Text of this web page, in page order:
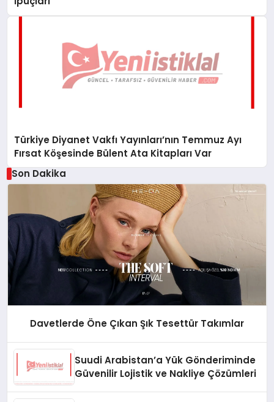
Türkiye Diyanet Vakfı Yayınları’nın Temmuz Ayı
Fırsat Köşesinde Bülent Ata Kitapları Var
Son Dakika
Davetlerde Öne Çıkan Şık Tesettür Takımlar
Suudi Arabistan’a Yük Gönderiminde
Güvenilir Lojistik ve Nakliye Çözümleri